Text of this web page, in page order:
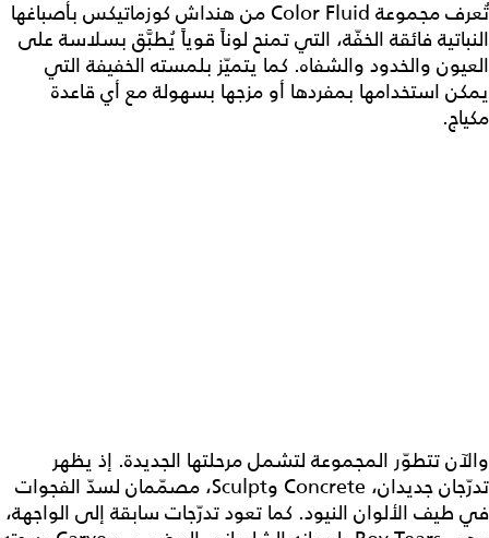
تُعرف مجموعة Color Fluid من هنداش كوزماتيكس بأصباغها
النباتية فائقة الخفّة، التي تمنح لوناً قوياً يُطبَّق بسلاسة على
العيون والخدود والشفاه. كما يتميّز بلمسته الخفيفة التي
يمكن استخدامها بمفردها أو مزجها بسهولة مع أي قاعدة
مكياج.
والآن تتطوّر المجموعة لتشمل مرحلتها الجديدة. إذ يظهر
تدرّجان جديدان، Concrete وSculpt، مصمّمان لسدّ الفجوات
في طيف الألوان النيود. كما تعود تدرّجات سابقة إلى الواجهة،